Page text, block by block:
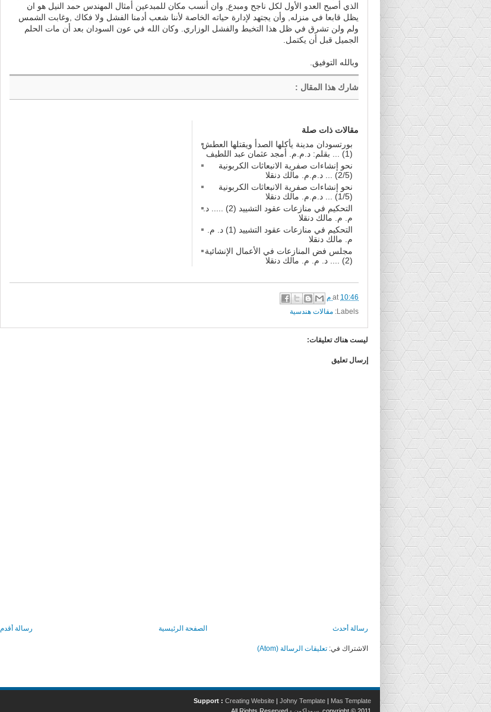
الذي أصبح العدو الأول لكل ناجح ومبدع, وان أنسب مكان للمبدعين أمثال المهندس حمد النيل هو ان
يظل قابعا في منزله, وأن يجتهد لإدارة حياته الخاصة لأننا شعب أدمنا الفشل ولا فكاك ,وغابت الشمس
ولم ولن تشرق في ظل هذا التخبط والفشل الوزاري. وكان الله في عون السودان بعد أن مات الحلم
الجميل قبل أن يكتمل.
وبالله التوفيق.
شارك هذا المقال :
مقالات ذات صلة
بورتسودان مدينة يأكلها الصدأ ويقتلها العطش
(1) ... بقلم: د.م.م. أمجد عثمان عبد اللطيف
نحو إنشاءات صفرية الانبعاثات الكربونية
(2/5) ... د.م.م. مالك دنقلا
نحو إنشاءات صفرية الانبعاثات الكربونية
(1/5) ... د.م.م. مالك دنقلا
التحكيم في منازعات عقود التشييد (2) ..... د.
م. م. مالك دنقلا
التحكيم في منازعات عقود التشييد (1) د. م.
م. مالك دنقلا
مجلس فض المنازعات في الأعمال الإنشائية
(2) .... د. م. م. مالك دنقلا
at 10:46 م
Labels: مقالات هندسية
ليست هناك تعليقات:
إرسال تعليق
رسالة أحدث رسالة أقدم الصفحة الرئيسية
الاشتراك في: تعليقات الرسالة (Atom)
Support : Creating Website Johny Template
Mas Template